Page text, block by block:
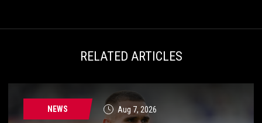
RELATED ARTICLES
NEWS Aug 7, 2026